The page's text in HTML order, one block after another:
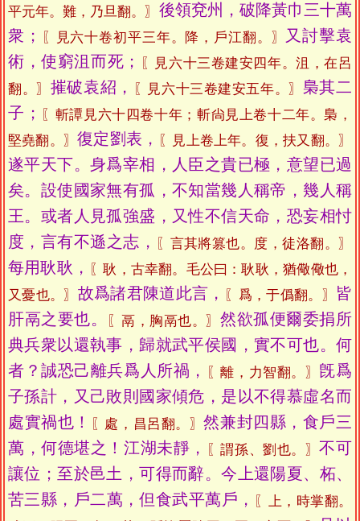
平元年。難，乃旦翻。〗 後領兗州，破降黃巾三十萬
衆；
〖見六十卷初平三年。降，戶江翻。〗又討擊袁
術，使窮沮而死；
〖見六十三卷建安四年。沮，在呂
翻。〗 摧破袁紹， 〖見六十三卷建安五年。〗 梟其二
子；
〖斬譚見六十四卷十年；斬尙見上卷十二年。梟，
堅堯翻。〗復定劉表， 〖見上卷上年。復，扶又翻。〗
遂平天下。身爲宰相，人臣之貴已極，意望已過
矣。設使國家無有孤，不知當幾人稱帝，幾人稱
王。或者人見孤強盛，又性不信天命，恐妄相忖
度，言有不遜之志，
〖言其將篡也。度，徒洛翻。〗
每用耿耿，
〖耿，古幸翻。毛公曰：耿耿，猶儆儆也，
又憂也。〗 故爲諸君陳道此言， 〖爲，于僞翻。〗
皆
肝鬲之要也。
〖鬲，胸鬲也。〗然欲孤便爾委捐所
典兵衆以還執事，歸就武平侯國，實不可也。何
者？誠恐己離兵爲人所禍，
〖離，力智翻。〗 旣爲
子孫計，又己敗則國家傾危，是以不得慕虛名而
處實禍也！
〖處，昌呂翻。〗然兼封四縣，食戶三
萬，何德堪之！江湖未靜，
〖謂孫、劉也。〗不可
讓位；至於邑土，可得而辭。今上還陽夏、柘、
苦三縣，戶二萬，但食武平萬戶，
〖上，時掌翻。